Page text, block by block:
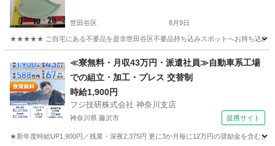
世田谷区 8月9日
★★★★★ ご自宅にある不要品を是非世田谷区不要品持ち込みスポットへお持ち込みし
食器 ハート
≪寮無料・月収43万円・派遣社員≫自動車系工場
での組立・加工・プレス 交替制
時給1,900円
フジ技研株式会社 神奈川支店
神奈川県 藤沢市 提携サイト
★新年度時給UP1,900円／残業・深夜2,375円 更に3か月毎に12万円の奨励金を含む